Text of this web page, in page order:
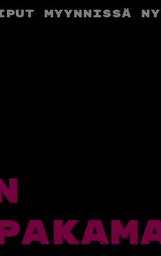
myynnissä